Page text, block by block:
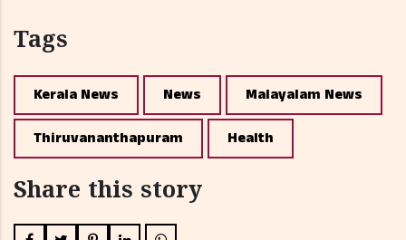
Tags
Kerala News News Malayalam News
Thiruvananthapuram Health
Share this story